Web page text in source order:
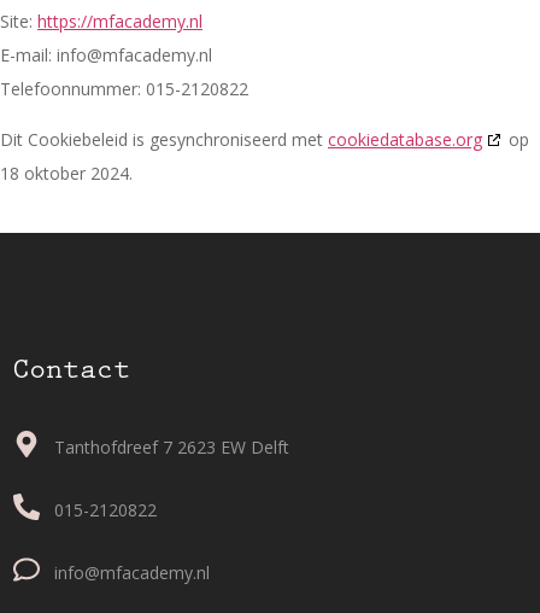
Site: https://mfacademy.nl
E-mail: info@mfacademy.nl
Telefoonnummer: 015-2120822
Dit Cookiebeleid is gesynchroniseerd met cookiedatabase.org
op
18 oktober 2024.
Contact
Tanthofdreef 7 2623 EW Delft
015-2120822
info@mfacademy.nl